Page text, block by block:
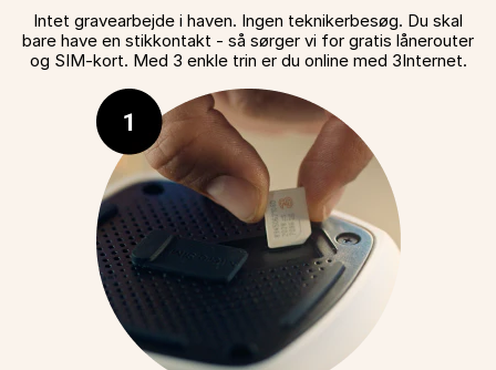
Intet gravearbejde i haven. Ingen teknikerbesøg. Du skal
bare have en stikkontakt - så sørger vi for gratis lånerouter
og SIM-kort. Med 3 enkle trin er du online med 3Internet.